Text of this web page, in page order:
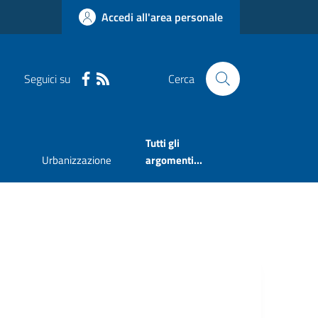
Accedi all'area personale
Seguici su Cerca
Urbanizzazione
Tutti gli
argomenti...